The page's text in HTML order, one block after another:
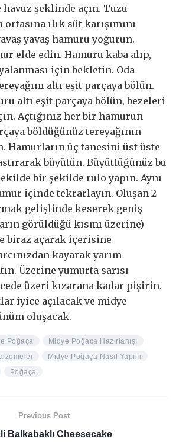
şeklinde açın. Tuzu
ılık süt karışımını
yavaş hamuru yoğurun.
elde edin. Hamuru kaba alıp,
için bekletin. Oda
altı eşit parçaya bölün.
altı eşit parçaya bölün, bezeleri
Açtığınız her bir hamurun
böldüğünüz tereyağının
Hamurların üç tanesini üst üste
büyütün. Büyüttüğünüz bu
bir şekilde rulo yapın. Aynı
içinde tekrarlayın. Oluşan 2
gelişlinde keserek geniş
görüldüğü kısmı üzerine)
biraz açarak içerisine
kayarak yarım
Üzerine yumurta sarısı
üzeri kızarana kadar pişirin.
iyice açılacak ve midye
oluşacak.
Poğaça
Midye Poğaça Hazırlanışı
Midye Poğaça Nasıl Yapılır
Poğaça
Previous Post
Balkabaklı Cheesecake